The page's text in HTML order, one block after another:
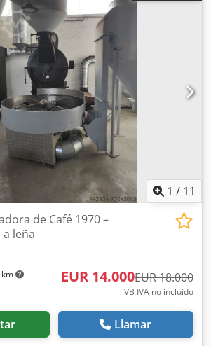
1 / 11
de Café 1970 –
leña
EUR 14.000EUR 18.000
VB IVA no incluído
Llamar